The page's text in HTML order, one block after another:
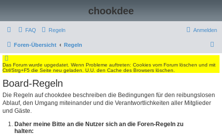
chookdee
FAQ Regeln Anmelden
Foren-Übersicht Regeln
u
Das Forum wurde upgedatet. Wenn Probleme auftreten: Cookies vom Forum löschen und mit
Ctrl/Strg+F5 die Seite neu geladen. U.U. den Cache des Browsers löschen.
Board-Regeln
Die Regeln auf chookdee beschreiben die Bedingungen für den reibungslosen
Ablauf, den Umgang miteinander und die Verantwortlichkeiten aller Mitglieder
und Gäste.
Daher meine Bitte an die Nutzer sich an die Foren-Regeln zu
halten: